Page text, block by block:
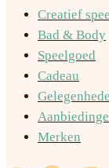
Creatief
Bad & Body
Speelgoed
Cadeau
Merken